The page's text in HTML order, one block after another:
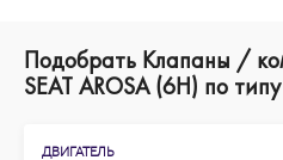
Подобрать Клапаны /
SEAT AROSA (6H) по
ДВИГАТЕЛЬ